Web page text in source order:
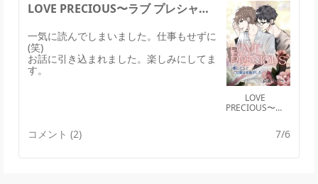
LOVE PRECIOUS〜ラブ プレシャスのレビュー
一気に読んでしまいました。仕事もせずに
(笑)
お話に引き込まれました。楽しみにしてま
す。
LOVE
PRECIOUS〜ラ
コメント (2) 7/6